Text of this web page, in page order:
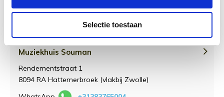
Selectie toestaan
Contact
Muziekhuis Souman
Rendementstraat 1
8094 RA Hattemerbroek (vlakbij Zwolle)